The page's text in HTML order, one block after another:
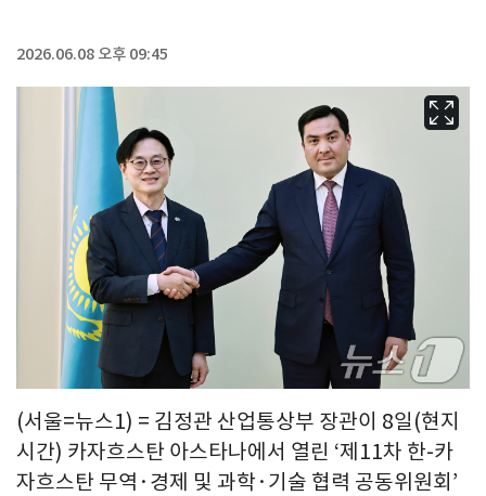
2026.06.08 오후 09:45
(서울=뉴스1) = 김정관 산업통상부 장관이 8일(현지
시간) 카자흐스탄 아스타나에서 열린 ‘제11차 한-카
자흐스탄 무역·경제 및 과학·기술 협력 공동위원회’